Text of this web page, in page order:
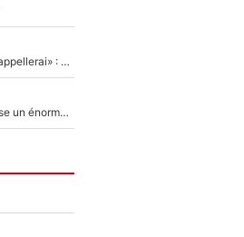
Mercato - OM - «Dès que je prends un club, je t’appellerai» : La promesse de Marcelino au moment de claquer la porte
Victime de racisme contre Murray, Kyrgios pousse un énorme coup de gueule !